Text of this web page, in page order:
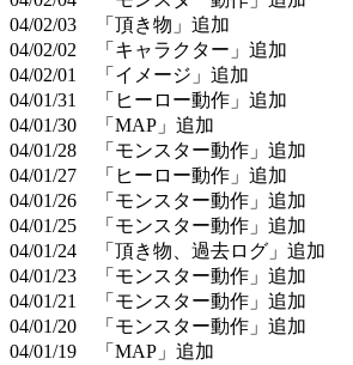
04/02/03 「頂き物」追加
04/02/02 「キャラクター」追加
04/02/01 「イメージ」追加
04/01/31 「ヒーロー動作」追加
04/01/30 「MAP」追加
04/01/28 「モンスター動作」追加
04/01/27 「ヒーロー動作」追加
04/01/26 「モンスター動作」追加
04/01/25 「モンスター動作」追加
04/01/24 「頂き物、過去ログ」追加
04/01/23 「モンスター動作」追加
04/01/21 「モンスター動作」追加
04/01/20 「モンスター動作」追加
04/01/19 「MAP」追加